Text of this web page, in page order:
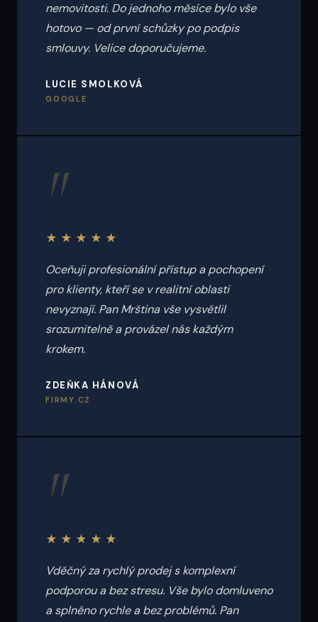
nemovitosti. Do jednoho měsíce bylo vše
hotovo — od první schůzky po podpis
smlouvy. Velice doporučujeme.
LUCIE SMOLKOVÁ
GOOGLE
"
★★★★★
Oceňuji profesionální přístup a pochopení
pro klienty, kteří se v realitní oblasti
nevyznají. Pan Mrština vše vysvětlil
srozumitelně a provázel nás každým
krokem.
ZDEŇKA HÁNOVÁ
FIRMY.CZ
"
★★★★★
Vděčný za rychlý prodej s komplexní
podporou a bez stresu. Vše bylo domluveno
a splněno rychle a bez problémů. Pan